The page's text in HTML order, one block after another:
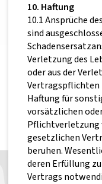
10. Haftung
10.1 Ansprüche
sind
Verletzung des
oder aus der
Vertragspflichten
Haftung für
vorsätzlichen
Pflichtverletzung
gesetzlichen
beruhen.
deren Erfüllung
Vertrags